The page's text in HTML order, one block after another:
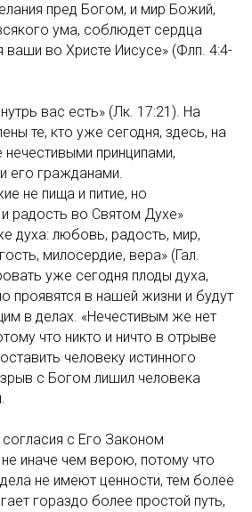
пред Богом, и мир Божий,
ума, соблюдет сердца
во Христе Иисусе» (Флп. 4:4-
вас есть» (Лк. 17:21). На
те, кто уже сегодня, здесь, на
принципами,
его гражданами.
не пища и питие, но
радость во Святом Духе»
духа: любовь, радость, мир,
милосердие, вера» (Гал.
уже сегодня плоды духа,
проявятся в нашей жизни и будут
в делах. «Нечестивым же нет
что никто и ничто в отрыве
человеку истинного
с Богом лишил человека
с Его Законом
иначе чем верою, потому что
не имеют ценности, тем более
гораздо более простой путь,